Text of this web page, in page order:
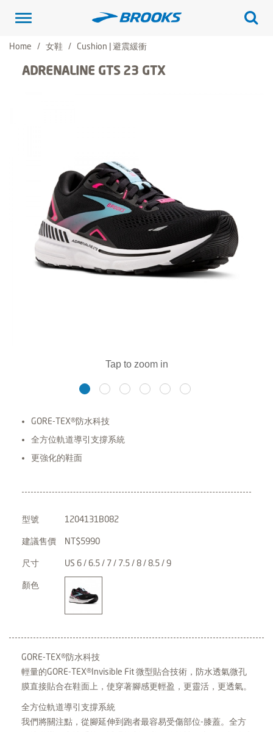
Toggle
Home
女鞋 Cushion | 避震緩衝
ADRENALINE GTS 23 GTX
GORE-TEX®防水科技
全方位軌道導引支撐系統
更強化的鞋面
型號 1204131B082
建議售價 NT$5990
尺寸 US 6 / 6.5 / 7 / 7.5 / 8 / 8.5 / 9
顏色
GORE-TEX®防水科技
輕量的GORE-TEX®Invisible Fit 微型貼合技術，防水透氣微孔
膜直接貼合在鞋面上，使穿著腳感更輕盈，更靈活，更透氣。
全方位軌道導引支撐系統
我們將關注點，從腳延伸到跑者最容易受傷部位-膝蓋。全方